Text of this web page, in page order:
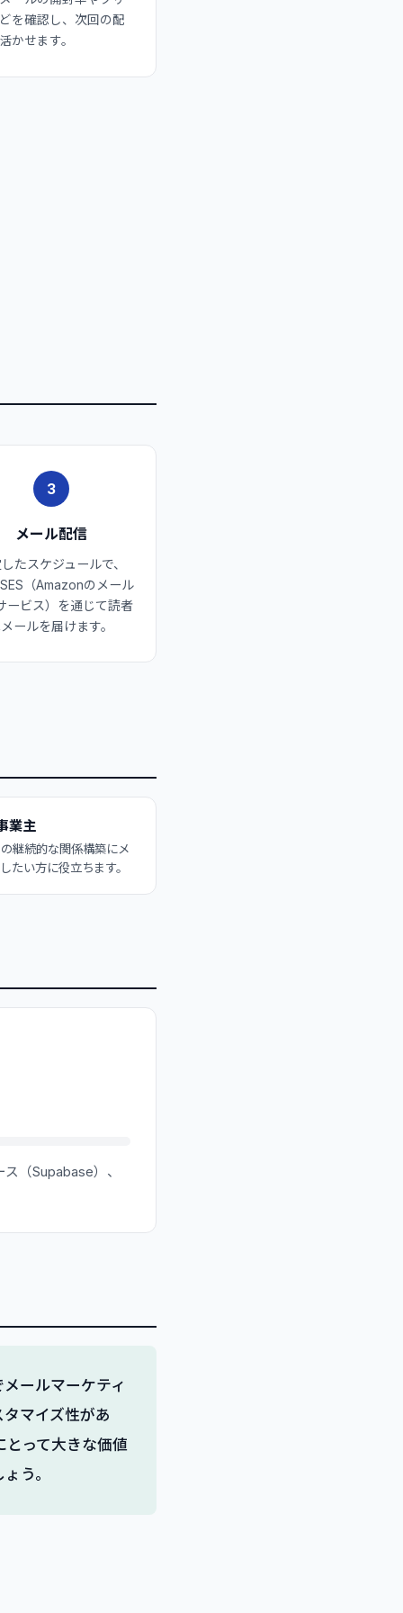
を確認し、次回の配
かせます。
3
メール配信
たスケジュールで、
（Amazonのメール
ービス）を通じて読者
ールを届けます。
業主
継続的な関係構築にメ
たい方に役立ちます。
（Supabase）、
ールマーケティ
マイズ性があ
とって大きな価値
う。